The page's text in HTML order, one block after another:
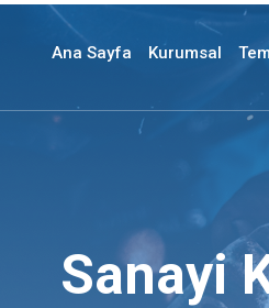
Ana Sayfa Kurumsal
Sanayi